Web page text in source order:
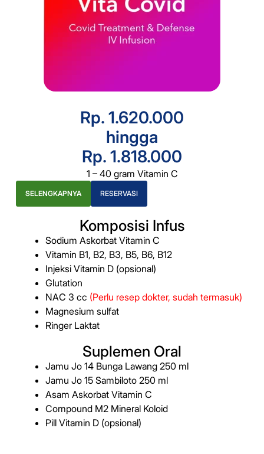
Rp. 1.620.000
hingga
Rp. 1.818.000
1 – 40 gram Vitamin C
SELENGKAPNYA RESERVASI
Komposisi Infus
Sodium Askorbat Vitamin C
Vitamin B1, B2, B3, B5, B6, B12
Injeksi Vitamin D (opsional)
Glutation
NAC 3 cc (Perlu resep dokter, sudah termasuk)
Magnesium sulfat
Ringer Laktat
Suplemen Oral
Jamu Jo 14 Bunga Lawang 250 ml
Jamu Jo 15 Sambiloto 250 ml
Asam Askorbat Vitamin C
Compound M2 Mineral Koloid
Pill Vitamin D (opsional)